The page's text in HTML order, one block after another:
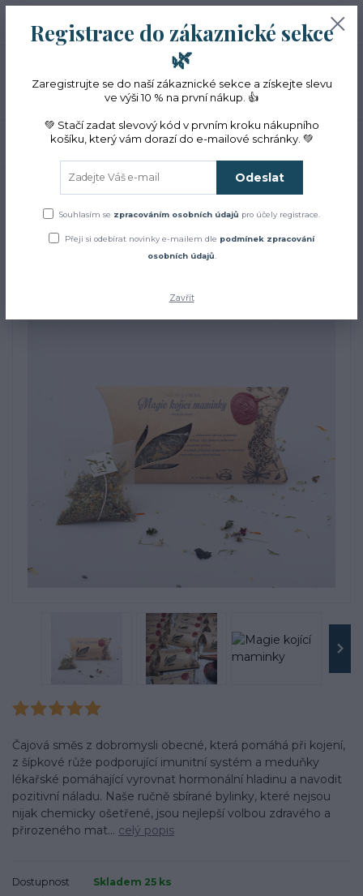
Menu
CZK
Hledat
(Po-Pá, 10-16 hod.)
0ks
0 Kč
Úvod Čaje a sirupy Magie kojící maminky
Magie kojící maminky
Čajová směs z dobromysli obecné, která pomáhá při kojení,
z šípkové růže podporující imunitní systém a meduňky
lékařské pomáhající vyrovnat hormonální hladinu a navodit
pozitivní náladu. Naše ručně sbírané bylinky, které nejsou
nijak chemicky ošetřené, jsou nejlepší volbou zdravého a
přirozeného mat... celý popis
Dostupnost
Skladem 25 ks
Registrace do zákaznické sekce
🌿
Zaregistrujte se do naší zákaznické sekce a získejte slevu
ve výši 10 % na první nákup. 👍
💚 Stačí zadat slevový kód v prvním kroku nákupního
košíku, který vám dorazí do e-mailové schránky. 💚
Odeslat
Souhlasím se zpracováním osobních údajů pro účely registrace.
Přeji si odebírat novinky e-mailem dle podmínek zpracování
osobních údajů
Zavřít